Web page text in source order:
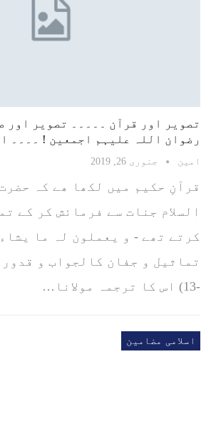
تصویر اور قرآن ۔۔۔۔۔ تصویر اور
رضوان اللہ علیہم اجمعین ! ۔۔۔۔
امین جنوری 26, 2019
قرآنِ حکیم میں لکھا ھے کہ
السلام جنات سے فرمائش کر کے
کرتے تھے - و یعملون لہ ما
تماثیل و جفان کالجواب و قدور
-13) اس کا ترجمہ مولانا…
اسلامی مضامین